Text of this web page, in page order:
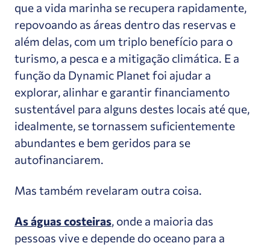
que a vida marinha se recupera rapidamente,
repovoando as áreas dentro das reservas e
além delas, com um triplo benefício para o
turismo, a pesca e a mitigação climática. E a
função da Dynamic Planet foi ajudar a
explorar, alinhar e garantir financiamento
sustentável para alguns destes locais até que,
idealmente, se tornassem suficientemente
abundantes e bem geridos para se
autofinanciarem.
Mas também revelaram outra coisa.
As águas costeiras, onde a maioria das
pessoas vive e depende do oceano para a